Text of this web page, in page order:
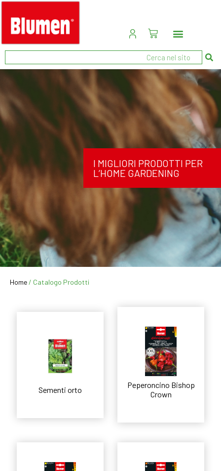
I MIGLIORI PRODOTTI PER
L’HOME GARDENING
Home / Catalogo Prodotti
Sementi orto
Peperoncino Bishop
Crown